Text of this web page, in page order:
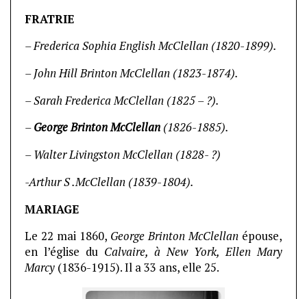
FRATRIE
– Frederica Sophia English McClellan (1820-1899).
– John Hill Brinton McClellan (1823-1874).
– Sarah Frederica McClellan (1825 – ?).
–George Brinton McClellan (1826-1885).
– Walter Livingston McClellan (1828- ?)
-Arthur S .McClellan (1839-1804).
MARIAGE
Le 22 mai 1860, George Brinton McClellanépouse,
en l’église du Calvaire, à New York, Ellen Mary
Marcy (1836-1915). Il a 33 ans, elle 25.